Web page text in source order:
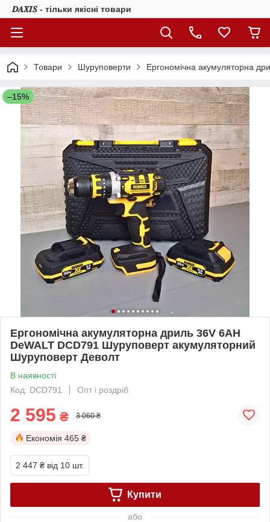
𝑫𝑨𝑿𝑰𝑺 - тільки якісні товари
Товари Шуруповерти Ергономічна акумуляторна
–15%
Ергономічна акумуляторна дриль 36V 6AH
DeWALT DCD791 Шуруповерт акумуляторний
Шуруповерт Деволт
В наявності
Код: DCD791
Опт і роздріб
2 595 ₴ 3 060 ₴
Економія 465 ₴
2 447 ₴ від 10 шт.
Купити
або